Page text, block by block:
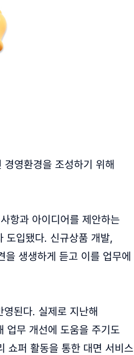
영환경을 조성하기 위해
항과 아이디어를 제안하는
도입됐다. 신규상품 개발,
을 생생하게 듣고 이를 업무에
된다. 실제로 지난해
업무 개선에 도움을 주기도
퍼 활동을 통한 대면 서비스